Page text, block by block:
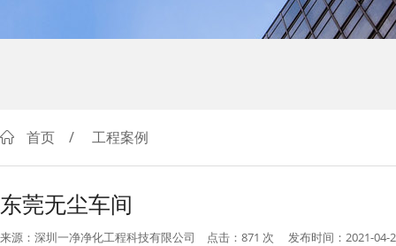
首页 / 工程案例
东莞无尘车间
来源：深圳一净净化工程科技有限公司 点击：871 次 发布时间：2021-04-